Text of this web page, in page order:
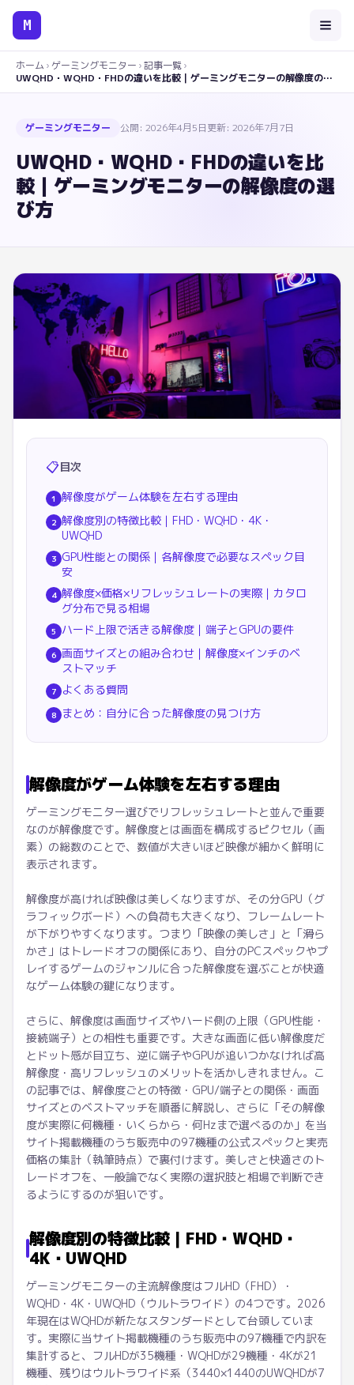
M
ホーム › ゲーミングモニター ›記事一覧›
UWQHD・WQHD・FHDの違いを比較｜ゲーミングモニターの解像度の選び方
ゲーミングモニター 公開: 2026年4月5日更新: 2026年7月7日
UWQHD・WQHD・FHDの違いを比
較｜ゲーミングモニターの解像度の選
び方
📋目次
1 解像度がゲーム体験を左右する理由
2 解像度別の特徴比較｜FHD・WQHD・4K・
UWQHD
3 GPU性能との関係｜各解像度で必要なスペック目
安
4 解像度×価格×リフレッシュレートの実際｜カタロ
グ分布で見る相場
5 ハード上限で活きる解像度｜端子とGPUの要件
6 画面サイズとの組み合わせ｜解像度×インチのベ
ストマッチ
7 よくある質問
8 まとめ：自分に合った解像度の見つけ方
解像度がゲーム体験を左右する理由
ゲーミングモニター選びでリフレッシュレートと並んで重要
なのが解像度です。解像度とは画面を構成するピクセル（画
素）の総数のことで、数値が大きいほど映像が細かく鮮明に
表示されます。
解像度が高ければ映像は美しくなりますが、その分GPU（グ
ラフィックボード）への負荷も大きくなり、フレームレート
が下がりやすくなります。つまり「映像の美しさ」と「滑ら
かさ」はトレードオフの関係にあり、自分のPCスペックやプ
レイするゲームのジャンルに合った解像度を選ぶことが快適
なゲーム体験の鍵になります。
さらに、解像度は画面サイズやハード側の上限（GPU性能・
接続端子）との相性も重要です。大きな画面に低い解像度だ
とドット感が目立ち、逆に端子やGPUが追いつかなければ高
解像度・高リフレッシュのメリットを活かしきれません。こ
の記事では、解像度ごとの特徴・GPU/端子との関係・画面
サイズとのベストマッチを順番に解説し、さらに「その解像
度が実際に何機種・いくらから・何Hzまで選べるのか」を当
サイト掲載機種のうち販売中の97機種の公式スペックと実売
価格の集計（執筆時点）で裏付けます。美しさと快適さのト
レードオフを、一般論でなく実際の選択肢と相場で判断でき
るようにするのが狙いです。
解像度別の特徴比較｜FHD・WQHD・
4K・UWQHD
ゲーミングモニターの主流解像度はフルHD（FHD）・
WQHD・4K・UWQHD（ウルトラワイド）の4つです。2026
年現在はWQHDが新たなスタンダードとして台頭していま
す。実際に当サイト掲載機種のうち販売中の97機種で内訳を
集計すると、フルHDが35機種・WQHDが29機種・4Kが21
機種、残りはウルトラワイド系（3440×1440のUWQHDが7